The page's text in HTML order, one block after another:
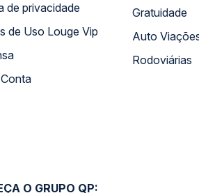
Política de privacidade
Termos de Uso Louge Vip
Minha Conta
Gratuidade
Auto
Rodoviárias
O GRUPO QP: